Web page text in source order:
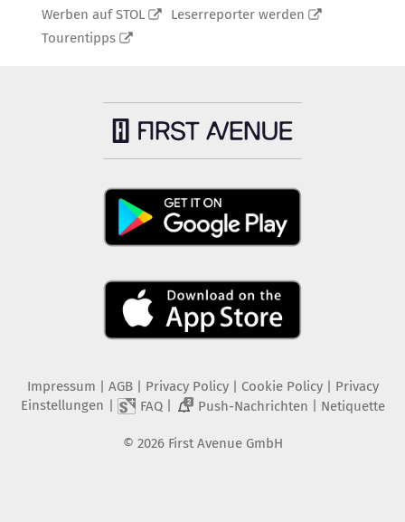
Werben auf STOL
Leserreporter werden
Tourentipps
Impressum | AGB | Privacy Policy| Cookie Policy| Privacy
Einstellungen | FAQ| 2 Push-Nachrichten | Netiquette
© 2026 First Avenue GmbH